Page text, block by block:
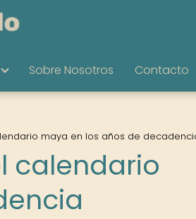
Sobre Nosotros Contacto
maya en los años de
calendario